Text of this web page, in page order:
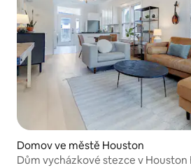
Domov ve městě Houston
Dům vycházkové stezce v Houston